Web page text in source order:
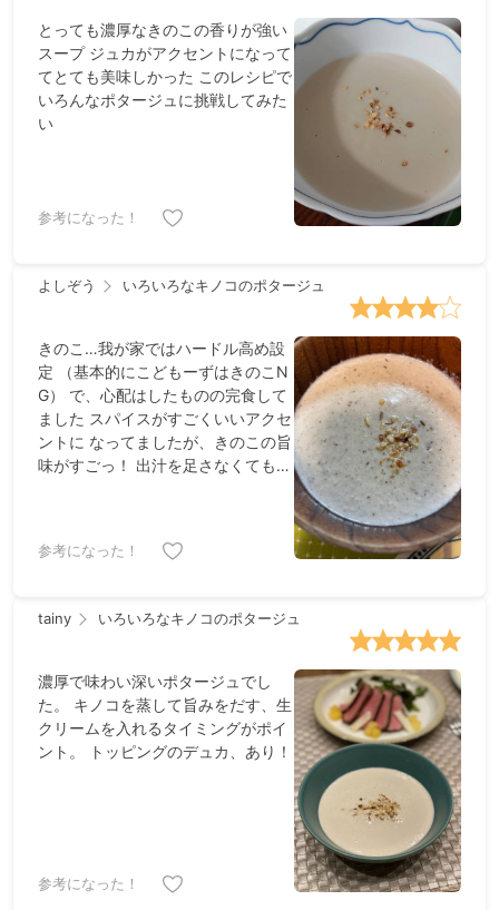
とっても濃厚なきのこの香りが強い
スープ ジュカがアクセントになって
てとても美味しかった このレシピで
いろんなポタージュに挑戦してみた
い
参考になった！
よしぞう いろいろなキノコのポタージュ
きのこ…我が家ではハードル高め設
定 （基本的にこどもーずはきのこN
G） で、心配はしたものの完食して
ました スパイスがすごくいいアクセ
ントに なってましたが、きのこの旨
味がすごっ！ 出汁を足さなくてもこ
参考になった！
tainy いろいろなキノコのポタージュ
濃厚で味わい深いポタージュでし
た。 キノコを蒸して旨みをだす、生
クリームを入れるタイミングがポイ
ント。 トッピングのデュカ、あり！
参考になった！